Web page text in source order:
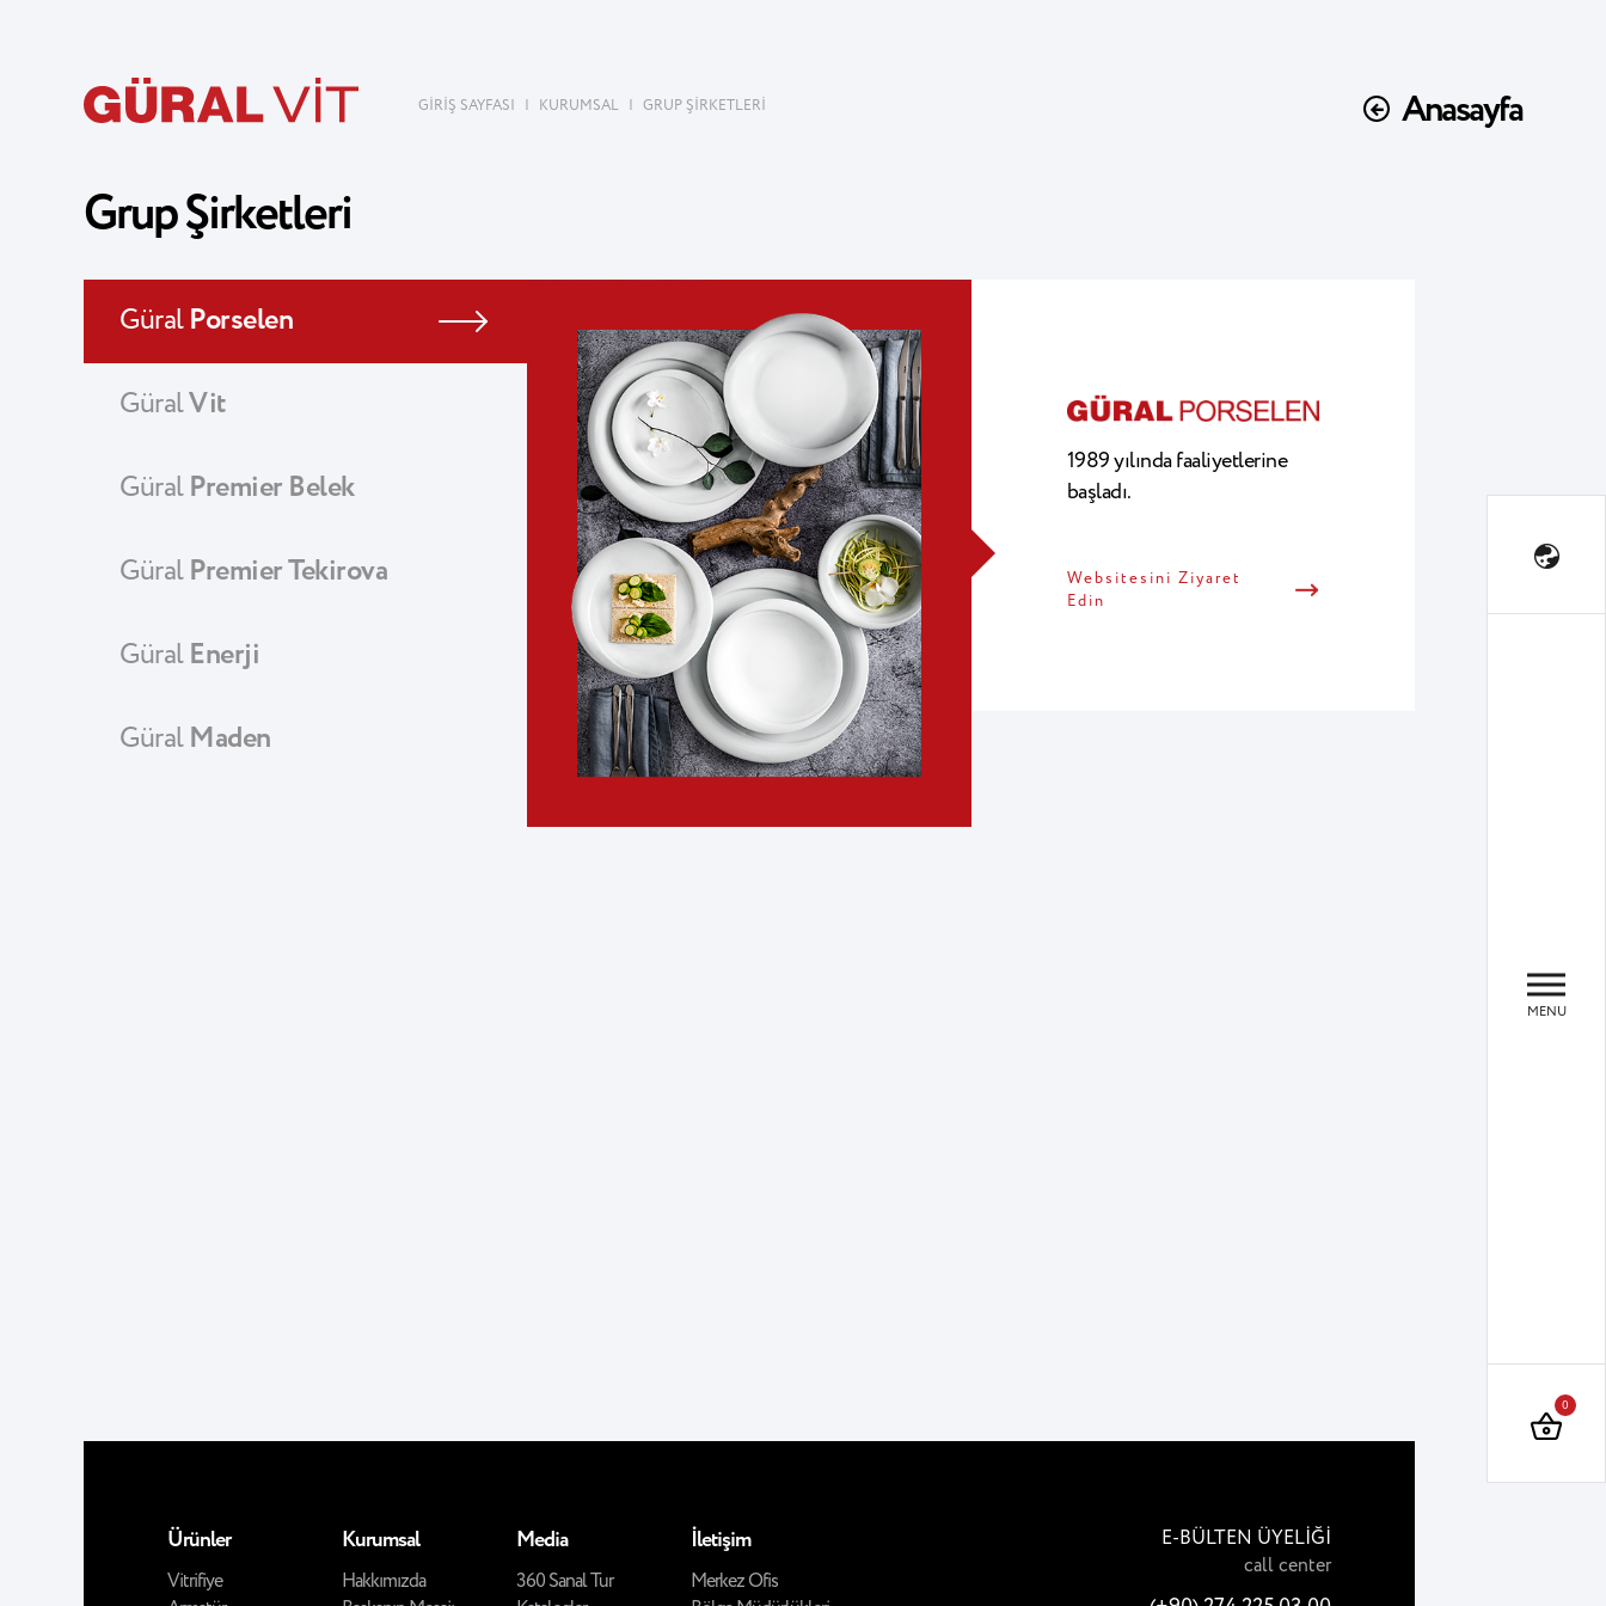
MENU
0
GİRİŞ SAYFASI | KURUMSAL | GRUP ŞİRKETLERİ Anasayfa
Grup Şirketleri
GüralPorselen
GüralVit
GüralPremier Belek
GüralPremier Tekirova
GüralEnerji
GüralMaden
1989 yılında faaliyetlerine
başladı.
Websitesini Ziyaret
Edin
Ürünler
Vitrifiye
Kurumsal
Hakkımızda
Media
360 Sanal Tur
İletişim
Merkez Ofis
E-BÜLTEN ÜYELİĞİ
call center